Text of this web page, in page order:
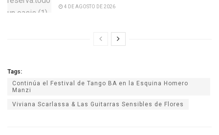
4 DE AGOSTO DE 2026
Tags:
Continúa el Festival de Tango BA en la Esquina Homero
Manzi
Viviana Scarlassa & Las Guitarras Sensibles de Flores